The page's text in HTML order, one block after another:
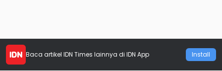
Baca artikel IDN Times lainnya di IDN App Install